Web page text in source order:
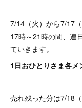
7/14（火）から7/17
17時～21時の間、連
ていきます。
1日おひとりさま各メ
売れ残った分は7/18